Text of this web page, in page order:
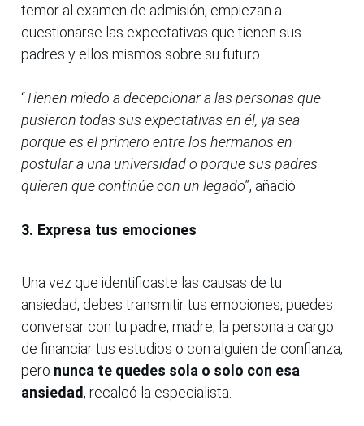
temor al examen de admisión, empiezan a
cuestionarse las expectativas que tienen sus
padres y ellos mismos sobre su futuro.
“Tienen miedo a decepcionar a las personas que
pusieron todas sus expectativas en él, ya sea
porque es el primero entre los hermanos en
postular a una universidad o porque sus padres
quieren que continúe con un legado”, añadió.
3. Expresa tus emociones
Una vez que identificaste las causas de tu
ansiedad, debes transmitir tus emociones, puedes
conversar con tu padre, madre, la persona a cargo
de financiar tus estudios o con alguien de confianza,
pero nunca te quedes sola o solo con esa
ansiedad, recalcó la especialista.